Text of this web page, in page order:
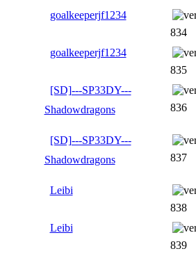
goalkeeperjf1234
834
goalkeeperjf1234
835
[SD]---SP33DY---
Shadowdragons
836
[SD]---SP33DY---
Shadowdragons
837
Leibi
838
Leibi
839